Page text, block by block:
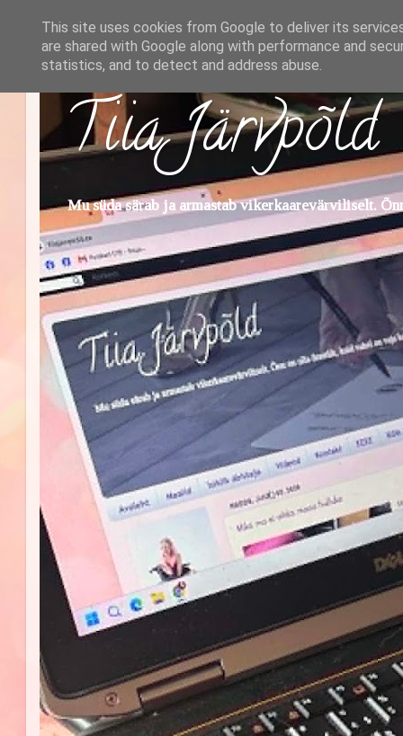
Tiia Järvpõld
Mu süda särab ja armastab vikerkaarevärviliselt.
This site uses cookies from Google to deliver its
are shared with Google along with performance and
statistics, and to detect and address abuse.